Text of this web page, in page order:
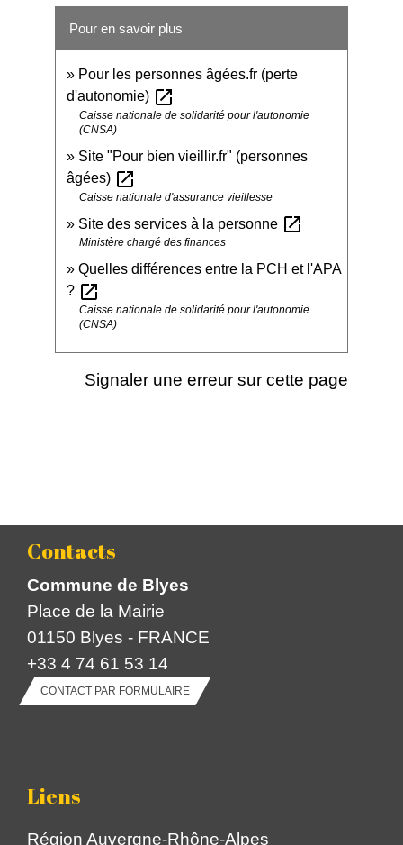
Pour en savoir plus
Pour les personnes âgées.fr (perte
d'autonomie) open_in_new
Caisse nationale de solidarité pour l'autonomie
(CNSA)
Site "Pour bien vieillir.fr" (personnes
âgées) open_in_new
Caisse nationale d'assurance vieillesse
Site des services à la personne open_in_new
Ministère chargé des finances
Quelles différences entre la PCH et l'APA
? open_in_new
Caisse nationale de solidarité pour l'autonomie
(CNSA)
Signaler une erreur sur cette page
Contacts
Commune de Blyes
Place de la Mairie
01150 Blyes - FRANCE
+33 4 74 61 53 14
CONTACT PAR FORMULAIRE
Liens
Région Auvergne-Rhône-Alpes